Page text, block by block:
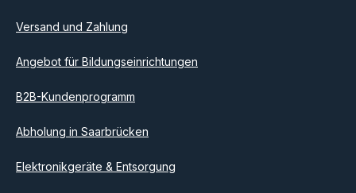
einverstanden.
Versand und Zahlung
Angebot für Bildungseinrichtungen
B2B-Kundenprogramm
Abholung in Saarbrücken
Elektronikgeräte & Entsorgung